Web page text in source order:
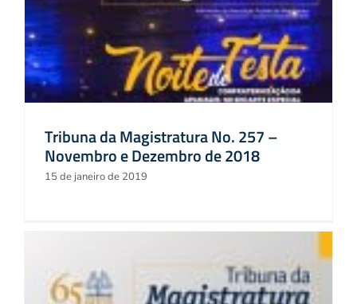
Tribuna da Magistratura No. 257 –
Novembro e Dezembro de 2018
15 de janeiro de 2019